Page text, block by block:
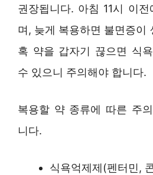
권장됩니다. 아침 11시 이
며, 늦게 복용하면 불면증이
혹 약을 갑자기 끊으면 식
수 있으니 주의해야 합니다.
복용할 약 종류에 따른 주
니다.
식욕억제제(펜터민,